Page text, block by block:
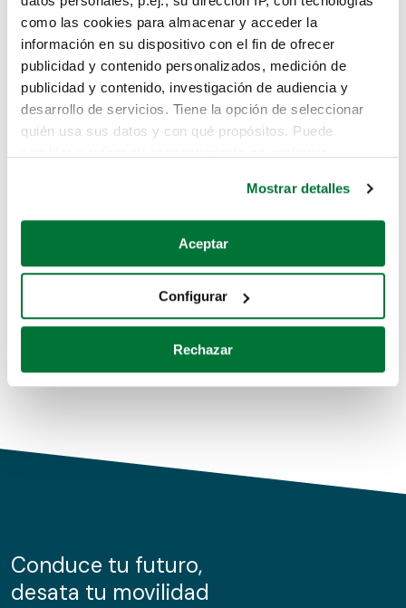
como las cookies para almacenar y acceder la
información en su dispositivo con el fin de ofrecer
publicidad y contenido personalizados, medición de
publicidad y contenido, investigación de audiencia y
desarrollo de servicios. Tiene la opción de seleccionar
quién usa sus datos y con qué propósitos. Puede
Si lo permite, también quisiéramos:
Recopilar información sobre su ubicación geográfica
Identificar su dispositivo analizándolo activamente
para buscar características específicas (huellas
Obtenga más información sobre cómo se procesan sus
de cookies.
información sobre el uso que haga del sitio web con
nuestros partners de redes sociales, publicidad y análisis
Mostrar detalles
Aceptar
Configurar
Rechazar
Lo sentimos, no sabemos como
te hemos traido hasta aquí.
Pero puedes encontrar el coche que estás
buscando en alguno de estos enlaces:
Coches de segunda mano
Coches de km0
Conduce tu futuro,
desata tu movilidad